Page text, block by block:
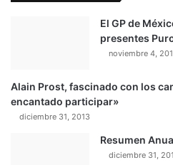
El GP de
presentes
noviembre 4,
Alain Prost, fascinado con los
encantado participar»
diciembre 31, 2013
Resumen
diciembre 31,